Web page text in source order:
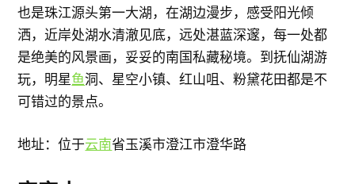
也是珠江源头第一大湖，在湖边漫步，感受阳光倾
洒，近岸处湖水清澈见底，远处湛蓝深邃，每一处都
是绝美的风景画，妥妥的南国私藏秘境。到抚仙湖游
玩，明星鱼洞、星空小镇、红山咀、粉黛花田都是不
可错过的景点。
地址：位于云南省玉溪市澄江市澄华路